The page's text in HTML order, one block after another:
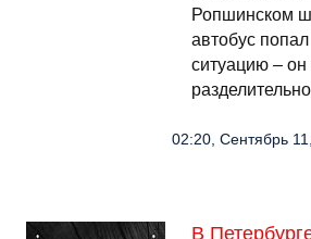
Ропшинском
автобус
ситуацию – он
02:20, Сентябрь
В